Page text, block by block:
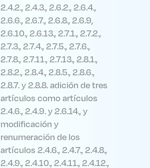
2.4.2., 2.4.3., 2.6.2., 2.6.4.,
2.6.6., 2.6.7., 2.6.8., 2.6.9,
2.6.10., 2.6.13., 2.7.1., 2.7.2.,
2.7.3., 2.7.4., 2.7.5., 2.7.6.,
2.7.8., 2.7.11., 2.7.13., 2.8.1.,
2.8.2., 2.8.4., 2.8.5., 2.8.6.,
2.8.7. y 2.8.8. adición de tres
artículos como artículos
2.4.6., 2.4.9. y 2.6.14., y
modificación y
renumeración de los
artículos 2.4.6., 2.4.7., 2.4.8.,
2.4.9., 2.4.10., 2.4.11., 2.4.12.,